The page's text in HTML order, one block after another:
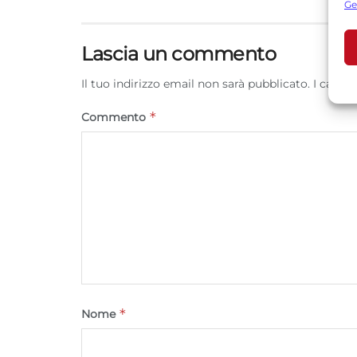
Lascia un commento
Il tuo indirizzo email non sarà pubblicato. I
Commento *
Nome *